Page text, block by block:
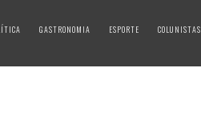
GASTRONOMIA ESPORTE COLUNISTAS